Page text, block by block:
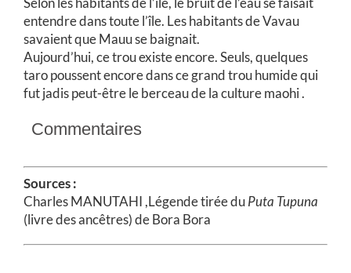
entendre dans toute l’île. Les habitants de Vavau
savaient que Mauu se baignait.
Aujourd’hui, ce trou existe encore. Seuls, quelques
taro poussent encore dans ce grand trou humide qui
fut jadis peut-être le berceau de la culture maohi .
Commentaires
Sources :
Charles MANUTAHI ,Légende tirée duPuta Tupuna
(livre des ancêtres) de Bora Bora